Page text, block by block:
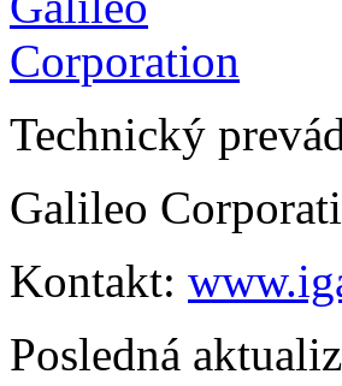
Technický
Galileo
Kontakt:
Posledná